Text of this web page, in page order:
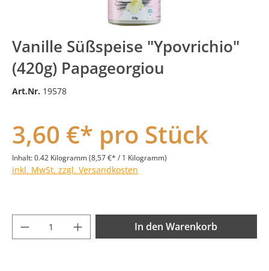
Vanille Süßspeise "Ypovrichio"
(420g) Papageorgiou
Art.Nr. 19578
3,60 €* pro Stück
Inhalt:0.42 Kilogramm(8,57 €* / 1 Kilogramm)
inkl. MwSt. zzgl. Versandkosten
Produkt Anzahl: Gib den gewünschten
In den Warenkorb